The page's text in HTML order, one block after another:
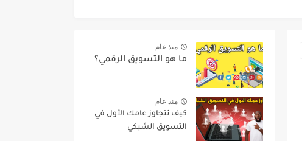
منذ عام
ما هو التسويق الرقمي؟
منذ عام
كيف تتجاوز عامك الأول في
التسويق الشبكي